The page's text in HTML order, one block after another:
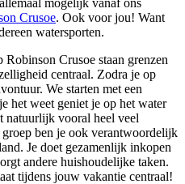
Crusoe. Ook voor jou! Want
watersporten.
Crusoe staan grenzen
centraal. Zodra je op
We starten met een
het weet geniet je op het water
natuurlijk vooral heel veel
groep ben je ook verantwoordelijk
Je doet gezamenlijk inkopen
andere huishoudelijke taken.
tijdens jouw vakantie centraal!